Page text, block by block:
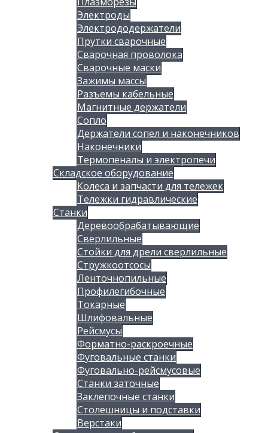
Электроды
Электрододержатели
Прутки сварочные
Сварочная проволока
Сварочные маски
Зажимы массы
Разъемы кабельные
Магнитные держатели
Сопло
Держатели сопел и наконечников
Наконечники
Термопеналы и электропечи
Складское оборудование
Колеса и запчасти для тележек
Тележки гидравлические
Станки
Деревообрабатывающие
Сверлильные
Стойки для дрели сверлильные
Стружкоотсосы
Ленточнопильные
Профилегибочные
Токарные
Шлифовальные
Рейсмусы
Форматно-раскроечные
Фуговальные станки
Фуговально-рейсмусовые
Станки заточные
Заклепочные станки
Столешницы и подставки
Верстаки